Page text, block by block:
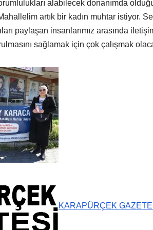
alabilecek donanımda
Mahallelim artık bir kadın muhtar
paylaşan insanlarımız arasında
sağlamak için çok çalışmak
KARAPÜRÇEK